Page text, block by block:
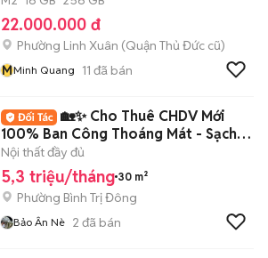
22.000.000 đ
Phường Linh Xuân (Quận Thủ Đức cũ)
MMinh Quang 11 đã bán
🏡✨ Cho Thuê CHDV Mới
100% Ban Công Thoáng Mát - Sạch
Sẽ ✨🏡
Nội thất đầy đủ
5,3 triệu/tháng 30 m²
Phường Bình Trị Đông
Bảo Ân Nè 2 đã bán